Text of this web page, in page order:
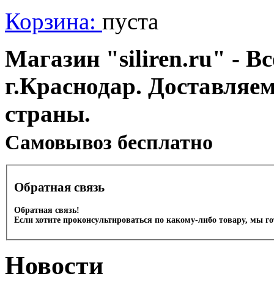
Корзина: пуста
Магазин "siliren.ru" -
г.Краснодар.
страны.
Cамовывоз бесплатно
Обратная связь
Обратная связь!
Если хотите проконсультироваться по какому-либо товару, мы
Новости